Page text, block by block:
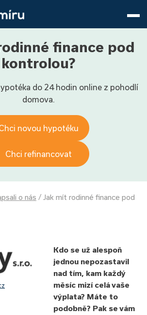
9−16 hod.
finance pod
kontrolou?
do 24 hodin online z pohodlí
domova.
novou hypotéku
Chci refinancovat
o nás / Jak mít rodinné finance pod
Kdo se už alespoň
jednou nepozastavil
nad tím, kam každý
měsíc mizí celá vaše
výplata? Máte to
podobně? Pak se vám